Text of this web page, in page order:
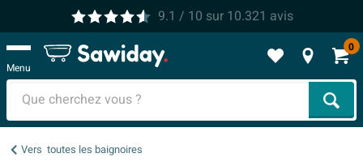
9.1 / 10 sur 10.321 avis
Menu
0
Vers toutes les baignoires